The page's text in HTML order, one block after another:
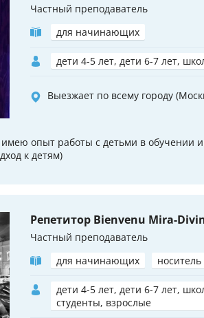
Частный преподаватель
для начинающих
дети 4-5 лет, дети 6-7 лет,
Выезжает по всему городу
имею опыт работы с детьми в обучении
к детям)
Репетитор Bienvenu Mira-
Частный преподаватель
для начинающих
носитель
дети 4-5 лет, дети 6-7 лет,
студенты, взрослые